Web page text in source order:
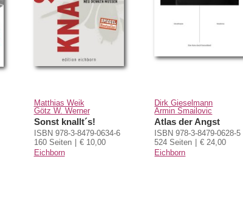
Matthias Weik
Götz W. Werner
Sonst knallt´s!
ISBN 978-3-8479-0634-6
160 Seiten
€ 10,00
Eichborn
Dirk Gieselmann
Armin Smailovic
Atlas der Angst
ISBN 978-3-8479-0628-5
524 Seiten
€ 24,00
Eichborn